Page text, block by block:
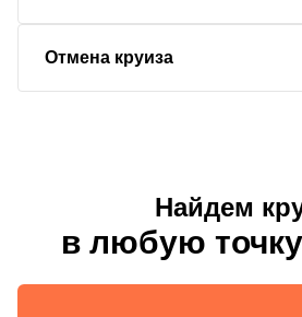
Отмена круиза
Найдем
в любую